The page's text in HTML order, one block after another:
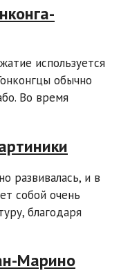
используется
обычно
Во время
развивалась, и в
собой очень
благодаря
Марино